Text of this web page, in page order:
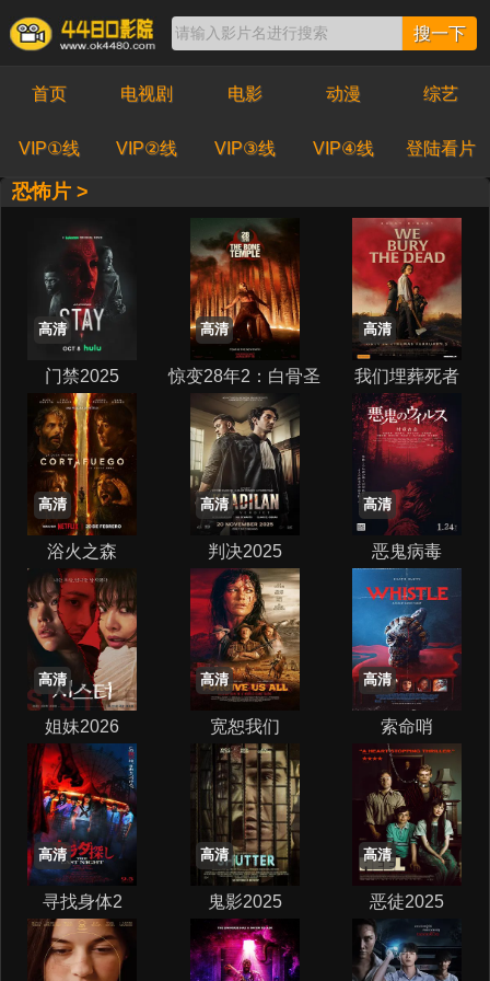
搜一下
首页 电视剧 电影 动漫 综艺
VIP①线 VIP②线 VIP③线 VIP④线 登陆看片
恐怖片 >
高清
门禁2025
高清
惊变28年2：白骨圣
殿
高清
我们埋葬死者
高清
浴火之森
高清
判决2025
高清
恶鬼病毒
高清
姐妹2026
高清
宽恕我们
高清
索命哨
高清
寻找身体2
高清
鬼影2025
高清
恶徒2025